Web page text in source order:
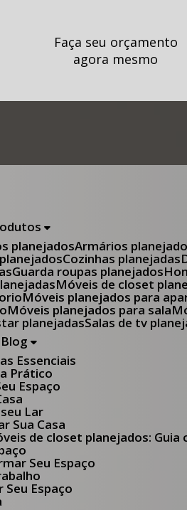
Faça seu orçamento
agora mesmo
planejados Armários
planejados Cozinhas planejadas
Guarda roupas planejados
Móveis de closet
Móveis planejados para
Móveis planejados para sala
planejadas Salas de tv
Blog
Essenciais
Prático
Espaço
Lar
Sua Casa
de closet planejados:
Seu Espaço
Espaço